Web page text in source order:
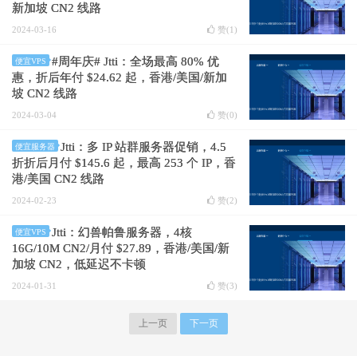
新加坡 CN2 线路
2024-03-16 赞(1 )
便宜VPS
#周年庆# Jtti：全场最高 80% 优
惠，折后年付 $24.62 起，香港/美国/新加
坡 CN2 线路
2024-03-04 赞(0)
便宜服务器
Jtti：多 IP 站群服务器促销，4.5
折折后月付 $145.6 起，最高 253 个 IP，香
港/美国 CN2 线路
2024-02-23 赞(2)
便宜VPS
Jtti：幻兽帕鲁服务器，4核
16G/10M CN2/月付 $27.89，香港/美国/新
加坡 CN2，低延迟不卡顿
2024-01-31 赞(3)
上一页 下一页